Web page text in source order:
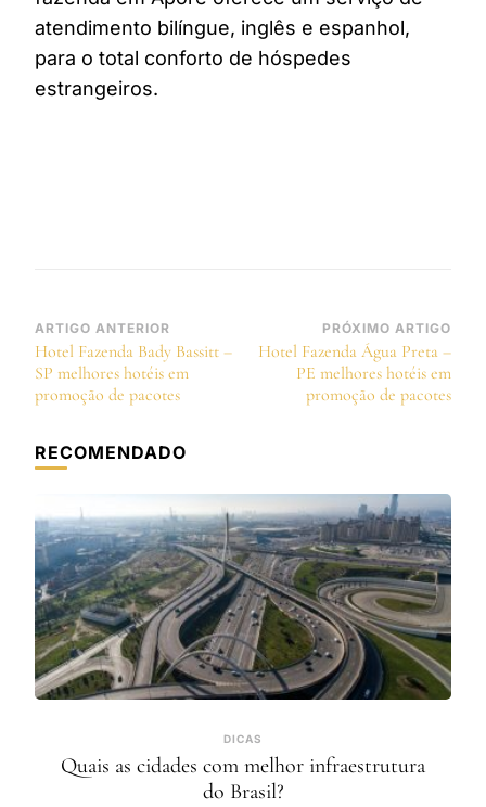
atendimento bilíngue, inglês e espanhol,
para o total conforto de hóspedes
estrangeiros.
Navegação
de
post
ARTIGO ANTERIOR
Hotel Fazenda Bady Bassitt –
SP melhores hotéis em
promoção de pacotes
PRÓXIMO ARTIGO
Hotel Fazenda Água Preta –
PE melhores hotéis em
promoção de pacotes
RECOMENDADO
DICAS
Quais as cidades com melhor infraestrutura
do Brasil?